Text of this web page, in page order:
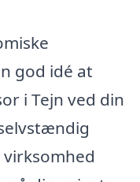
god idé at
i Tejn ved din